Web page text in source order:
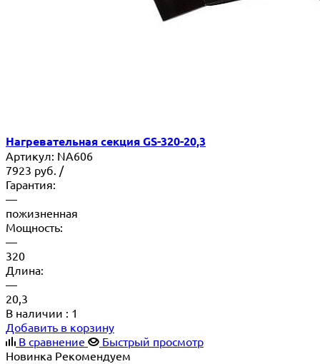
Нагревательная секция GS-320-20,3
Артикул: NA606
7923 руб. /
Гарантия:
—
пожизненная
Мощность:
—
320
Длина:
—
20,3
В наличии : 1
Добавить в корзину
В сравнение
Быстрый просмотр
Новинка Рекомендуем